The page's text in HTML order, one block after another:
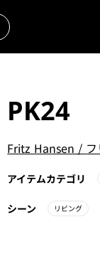
PK24
Fritz Hansen /
アイテムカテゴリ
シーン リビング